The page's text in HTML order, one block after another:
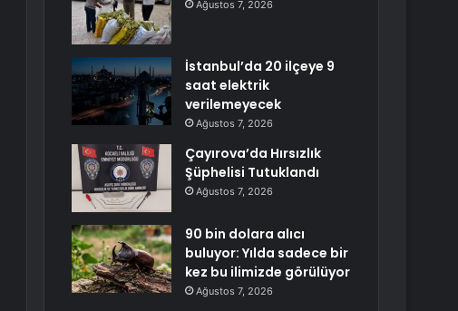
Ağustos 7, 2026
İstanbul’da 20 ilçeye 9
saat elektrik
verilemeyecek
Ağustos 7, 2026
Çayırova’da Hırsızlık
Şüphelisi Tutuklandı
Ağustos 7, 2026
90 bin dolara alıcı
buluyor: Yılda sadece bir
kez bu ilimizde görülüyor
Ağustos 7, 2026